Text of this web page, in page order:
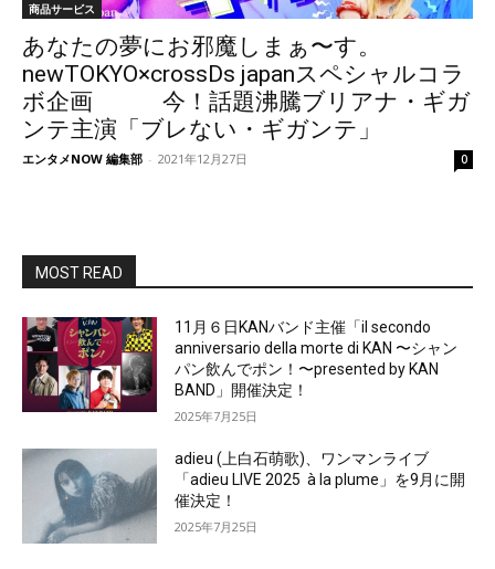
商品サービス
あなたの夢にお邪魔しまぁ〜す。
newTOKYO×crossDs japanスペシャルコラ
ボ企画 今！話題沸騰ブリアナ・ギガ
ンテ主演「ブレない・ギガンテ」
エンタメNOW 編集部 - 2021年12月27日 0
MOST READ
11月６日KANバンド主催「il secondo
anniversario della morte di KAN 〜シャン
パン飲んでポン！〜presented by KAN
BAND」開催決定！
2025年7月25日
adieu (上白石萌歌)、ワンマンライブ
「adieu LIVE 2025 à la plume」を9月に開
催決定！
2025年7月25日